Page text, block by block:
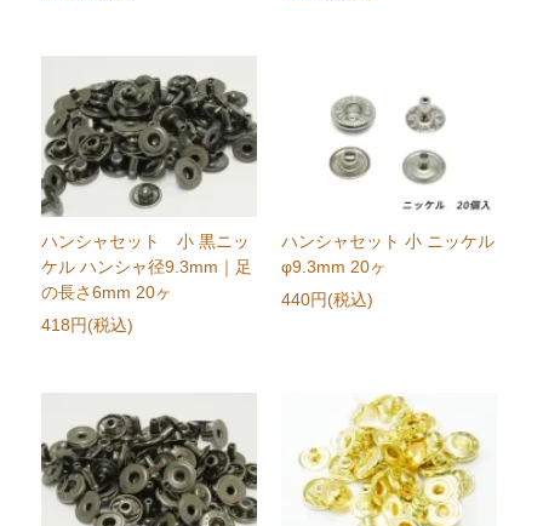
ハンシャセット 小 黒ニッ
ケル ハンシャ径9.3mm｜足
の長さ6mm 20ヶ
418円(税込)
ハンシャセット 小 ニッケル
φ9.3mm 20ヶ
440円(税込)